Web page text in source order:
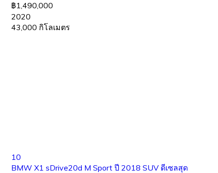
฿1,490,000
2020
43,000 กิโลเมตร
10
BMW X1 sDrive20d M Sport ปี 2018 SUV ดีเซลสุด